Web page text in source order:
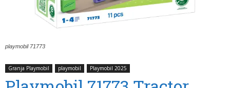
playmobil 71773
Granja Playmobil playmobil Playmobil 2025